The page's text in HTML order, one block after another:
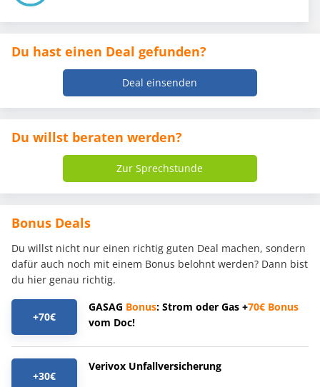
Du hast einen Deal gefunden?
Deal einsenden
Du willst beraten werden?
Zur Sprechstunde
Bonus Deals
Du willst nicht nur einen richtig guten Deal machen, sondern
dafür auch noch mit einem Bonus belohnt werden? Dann bist
du hier genau richtig.
+70€
GASAG Bonus: Strom oder Gas +70€ Bonus
vom Doc!
+30€
Verivox Unfallversicherung